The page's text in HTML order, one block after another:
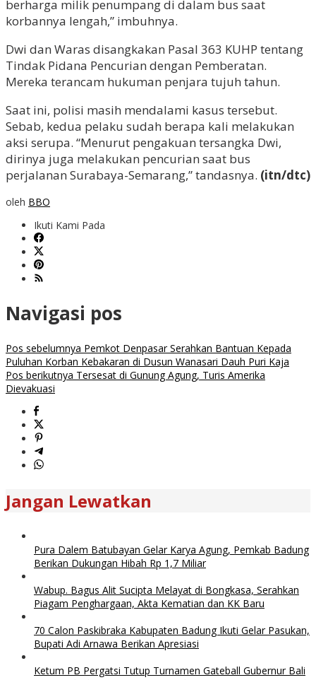
berharga milik penumpang di dalam bus saat
korbannya lengah,” imbuhnya.
Dwi dan Waras disangkakan Pasal 363 KUHP tentang
Tindak Pidana Pencurian dengan Pemberatan.
Mereka terancam hukuman penjara tujuh tahun.
Saat ini, polisi masih mendalami kasus tersebut.
Sebab, kedua pelaku sudah berapa kali melakukan
aksi serupa. “Menurut pengakuan tersangka Dwi,
dirinya juga melakukan pencurian saat bus
perjalanan Surabaya-Semarang,” tandasnya. (itn/dtc)
oleh BBO
Ikuti Kami Pada
Navigasi pos
Pos sebelumnya Pemkot Denpasar Serahkan Bantuan Kepada
Puluhan Korban Kebakaran di Dusun Wanasari Dauh Puri Kaja
Pos berikutnya Tersesat di Gunung Agung, Turis Amerika
Dievakuasi
Jangan Lewatkan
Pura Dalem Batubayan Gelar Karya Agung, Pemkab Badung
Berikan Dukungan Hibah Rp 1,7 Miliar
Wabup. Bagus Alit Sucipta Melayat di Bongkasa, Serahkan
Piagam Penghargaan, Akta Kematian dan KK Baru
70 Calon Paskibraka Kabupaten Badung Ikuti Gelar Pasukan,
Bupati Adi Arnawa Berikan Apresiasi
Ketum PB Pergatsi Tutup Turnamen Gateball Gubernur Bali